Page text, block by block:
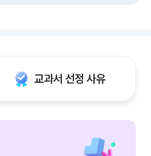
교과서 선정 사유